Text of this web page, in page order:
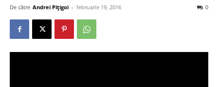
De către Andrei Pițigoi - februarie 19, 2016 0